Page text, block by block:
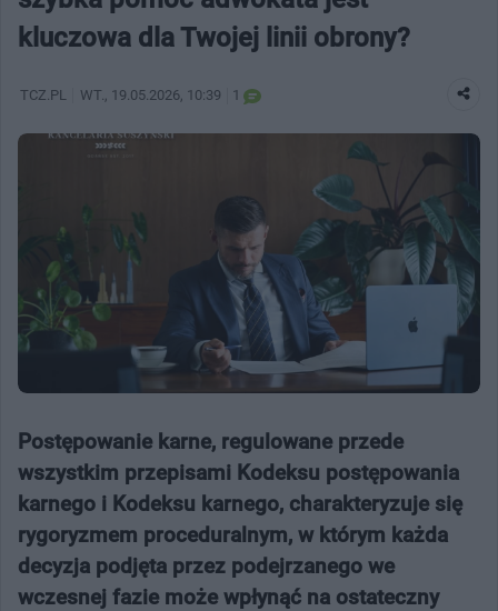
kluczowa dla Twojej linii obrony?
TCZ.PL WT. , 19.05.2026, 10:39 1
Postępowanie karne, regulowane przede
wszystkim przepisami Kodeksu postępowania
karnego i Kodeksu karnego, charakteryzuje się
rygoryzmem proceduralnym, w którym każda
decyzja podjęta przez podejrzanego we
wczesnej fazie może wpłynąć na ostateczny